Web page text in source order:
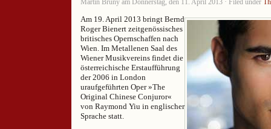
Martin Bruny am Donnerstag, den 11. April 2013 · Filed under
Am 19. April 2013 bringt Bernd
Roger Bienert zeitgenössisches
britisches Opernschaffen nach
Wien. Im Metallenen Saal des
Wiener Musikvereins findet die
österreichische Erstaufführung
der 2006 in London
uraufgeführten Oper »The
Original Chinese Conjuror«
von Raymond Yiu in englischer
Sprache statt.